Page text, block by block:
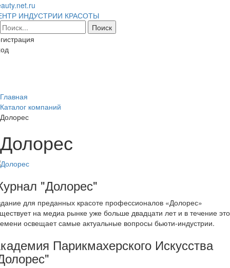
ИНДУСТРИИ КРАСОТЫ
Главная
Каталог компаний
Долорес
Долорес
"Долорес"
для преданных красоте профессионалов «Долорес»
на медиа рынке уже больше двадцати лет и в течение
освещает самые актуальные вопросы бьюти-индустрии.
Парикмахерского Искусства